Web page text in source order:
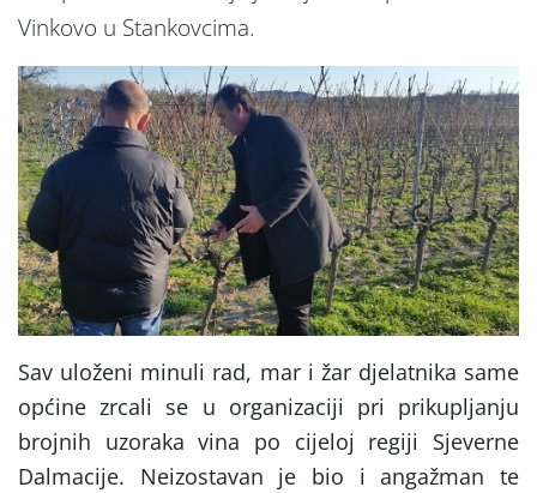
Vinkovo u Stankovcima.
Sav uloženi minuli rad, mar i žar djelatnika same
općine zrcali se u organizaciji pri prikupljanju
brojnih uzoraka vina po cijeloj regiji Sjeverne
Dalmacije. Neizostavan je bio i angažman te